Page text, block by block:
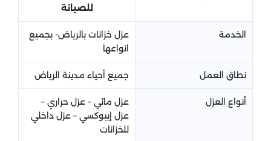
للصيانة
الخدمة
عزل خزانات بالرياض- بجميع
انواعها
نطاق العمل جميع أحياء مدينة الرياض
أنواع العزل
عزل مائي – عزل حراري –
عزل إيبوكسي – عزل داخلي
للخزانات